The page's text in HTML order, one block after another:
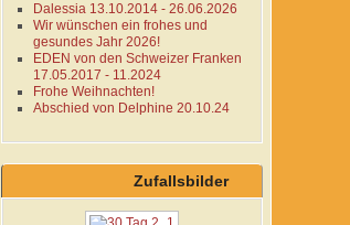
Dalessia 13.10.2014 - 26.06.2026
Wir wünschen ein frohes und
gesundes Jahr 2026!
EDEN von den Schweizer Franken
17.05.2017 - 11.2024
Frohe Weihnachten!
Abschied von Delphine 20.10.24
Zufallsbilder